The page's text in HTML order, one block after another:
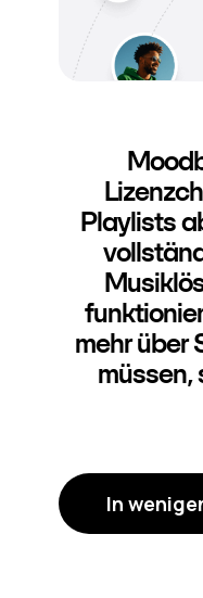
Playlists
mehr über
müssen,
In